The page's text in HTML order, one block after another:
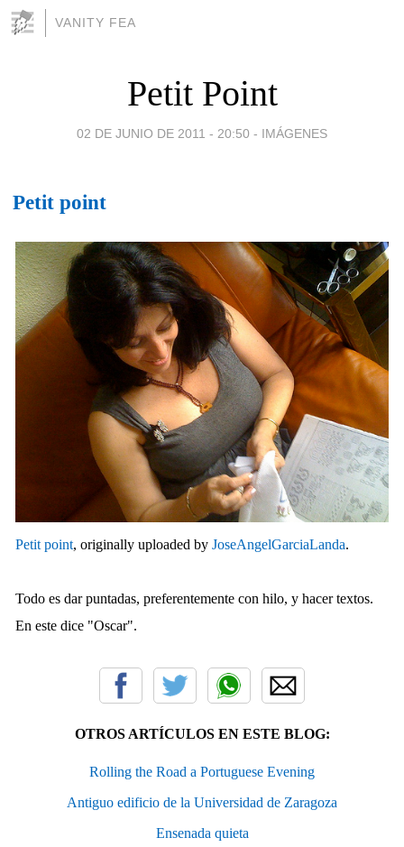
VANITY FEA
Petit Point
02 DE JUNIO DE 2011 - 20:50 - IMÁGENES
Petit point
Petit point, originally uploaded by JoseAngelGarciaLanda.
Todo es dar puntadas, preferentemente con hilo, y hacer textos.
En este dice "Oscar".
OTROS ARTÍCULOS EN ESTE BLOG:
Rolling the Road a Portuguese Evening
Antiguo edificio de la Universidad de Zaragoza
Ensenada quieta